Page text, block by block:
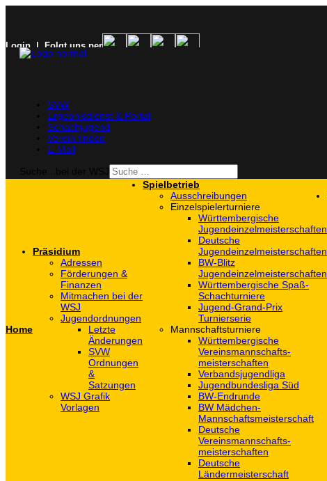
Login | Folgt uns per
SVW
Ergebnisdienst & Portal
Schachjugend
Verein finden
E-Mail
Home
Präsidium
Adressen
Förderungen &
Finanzen
Mitmachen bei der
WSJ
Jugendordnungen
Letzte
Änderungen
SVW
Ordnungen
&
Satzungen
WSJ Grafik
Vorlagen
Spielbetrieb
Ausschreibungen
Einzelspielerturniere
Württembergische
Jugendeinzelmeisterschaften
Deutsche
Jugendeinzelmeisterschaften
BW-Blitz
Jugendeinzelmeisterschaften
Württembergische Spaß-
Schachturniere
Jugend-Grand-Prix
Turnierserie
Mannschaftsturniere
Württembergische
Vereinsmannschafts-
meisterschaften
Verbandsjugendliga
Jugendbundesliga Süd
BW-Endrunde
BW Mädchen-
Mannschaftsmeisterschaft
Deutsche
Vereinsmannschafts-
meisterschaften
Deutsche
Ländermeisterschaft